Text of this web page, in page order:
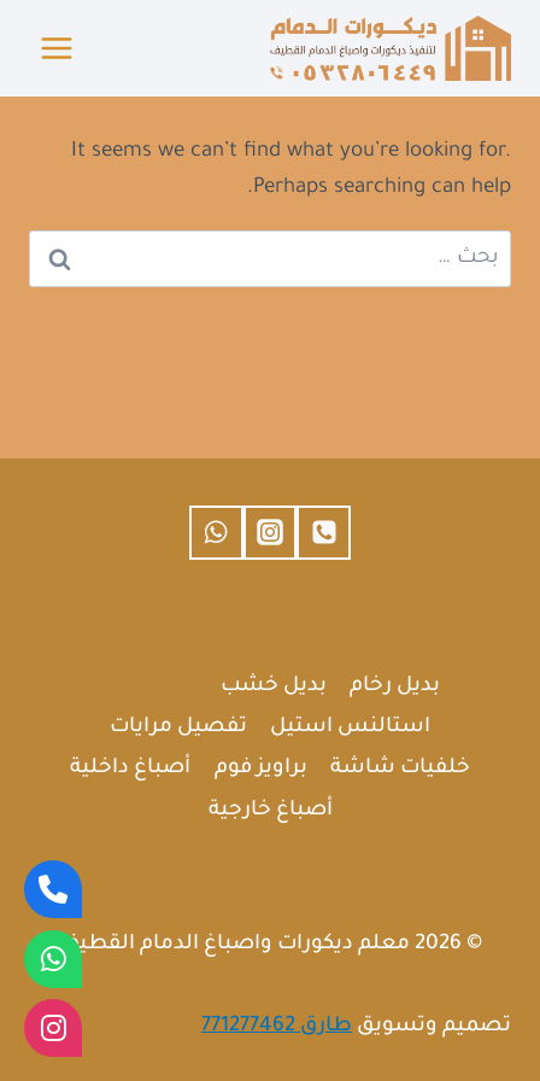
التجاوز
المحتوى
It seems we can’t find what you’re looking for.
Perhaps searching can help.
البحث
عن:
بديل رخام بديل خشب
استالنس استيل
تفصيل مرايات
خلفيات شاشة
براويز فوم
أصباغ داخلية
أصباغ خارجية
© 2026 معلم ديكورات واصباغ الدمام القطيف
تصميم وتسويق طارق 771277462